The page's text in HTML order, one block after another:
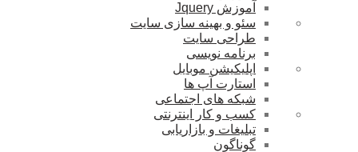
آموزش Jquery
سئو و بهینه سازی سایت
طراحی سایت
برنامه نویسی
اپلیکیشن موبایل
استارت آپ ها
شبکه های اجتماعی
کسب و کار اینترنتی
تبلیغات و بازاریابی
گوناگون